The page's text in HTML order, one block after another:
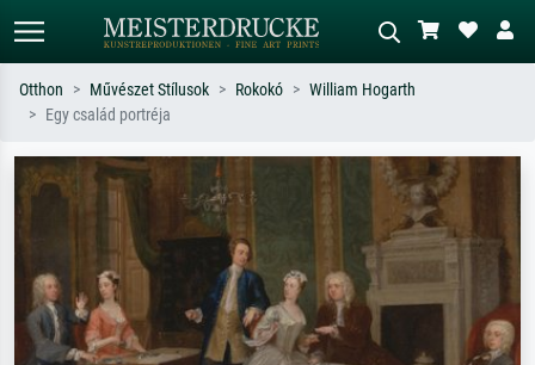
Keressen művész, műcím vagy stílus
szerint – pl. Monet, Csillagos éj,
impresszionizmus, Hokusai-hullám,
akt.
Írja le a jelenetet – pl. zöld rét, sok
piros absztrakt, sötét olajkép, álló akt
egy fa mellett.
Otthon Művészet Stílusok Rokokó
William Hogarth
Egy család portréja